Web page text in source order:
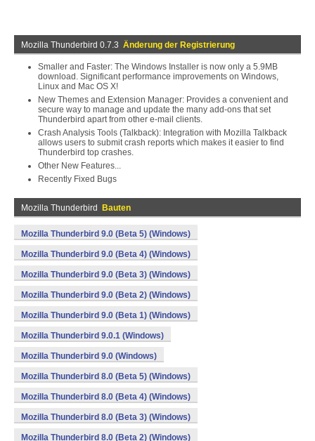
Mozilla Thunderbird 0.7.3 Änderung der Registrierung
Smaller and Faster: The Windows Installer is now only a 5.9MB
download. Significant performance improvements on Windows,
Linux and Mac OS X!
New Themes and Extension Manager: Provides a convenient and
secure way to manage and update the many add-ons that set
Thunderbird apart from other e-mail clients.
Crash Analysis Tools (Talkback): Integration with Mozilla Talkback
allows users to submit crash reports which makes it easier to find
Thunderbird top crashes.
Other New Features...
Recently Fixed Bugs
Mozilla Thunderbird Bauten
Mozilla Thunderbird 9.0 (Beta 5) (Windows)
Mozilla Thunderbird 9.0 (Beta 4) (Windows)
Mozilla Thunderbird 9.0 (Beta 3) (Windows)
Mozilla Thunderbird 9.0 (Beta 2) (Windows)
Mozilla Thunderbird 9.0 (Beta 1) (Windows)
Mozilla Thunderbird 9.0.1 (Windows)
Mozilla Thunderbird 9.0 (Windows)
Mozilla Thunderbird 8.0 (Beta 5) (Windows)
Mozilla Thunderbird 8.0 (Beta 4) (Windows)
Mozilla Thunderbird 8.0 (Beta 3) (Windows)
Mozilla Thunderbird 8.0 (Beta 2) (Windows)